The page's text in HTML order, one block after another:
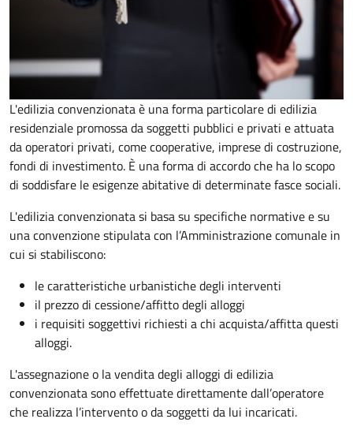
L'edilizia convenzionata è una forma particolare di edilizia
residenziale promossa da soggetti pubblici e privati e attuata
da operatori privati, come cooperative, imprese di costruzione,
fondi di investimento. È una forma di accordo che ha lo scopo
di soddisfare le esigenze abitative di determinate fasce sociali.
L'edilizia convenzionata si basa su specifiche normative e su
una convenzione stipulata con l’Amministrazione comunale in
cui si stabiliscono:
le caratteristiche urbanistiche degli interventi
il prezzo di cessione/affitto degli alloggi
i requisiti soggettivi richiesti a chi acquista/affitta questi
alloggi.
L'assegnazione o la vendita degli alloggi di edilizia
convenzionata sono effettuate direttamente dall’operatore
che realizza l’intervento o da soggetti da lui incaricati.